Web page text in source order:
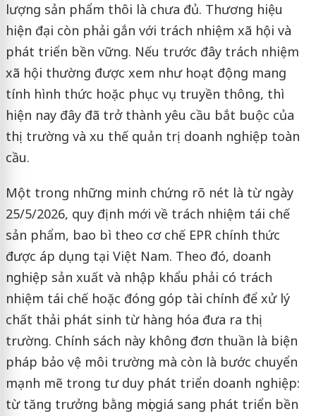
lượng sản phẩm thôi là chưa đủ. Thương hiệu
hiện đại còn phải gắn với trách nhiệm xã hội và
phát triển bền vững. Nếu trước đây trách nhiệm
xã hội thường được xem như hoạt động mang
tính hình thức hoặc phục vụ truyền thông, thì
hiện nay đây đã trở thành yêu cầu bắt buộc của
thị trường và xu thế quản trị doanh nghiệp toàn
cầu.
Một trong những minh chứng rõ nét là từ ngày
25/5/2026, quy định mới về trách nhiệm tái chế
sản phẩm, bao bì theo cơ chế EPR chính thức
được áp dụng tại Việt Nam. Theo đó, doanh
nghiệp sản xuất và nhập khẩu phải có trách
nhiệm tái chế hoặc đóng góp tài chính để xử lý
chất thải phát sinh từ hàng hóa đưa ra thị
trường. Chính sách này không đơn thuần là biện
pháp bảo vệ môi trường mà còn là bước chuyển
mạnh mẽ trong tư duy phát triển doanh nghiệp:
từ tăng trưởng bằng mọi giá sang phát triển bền